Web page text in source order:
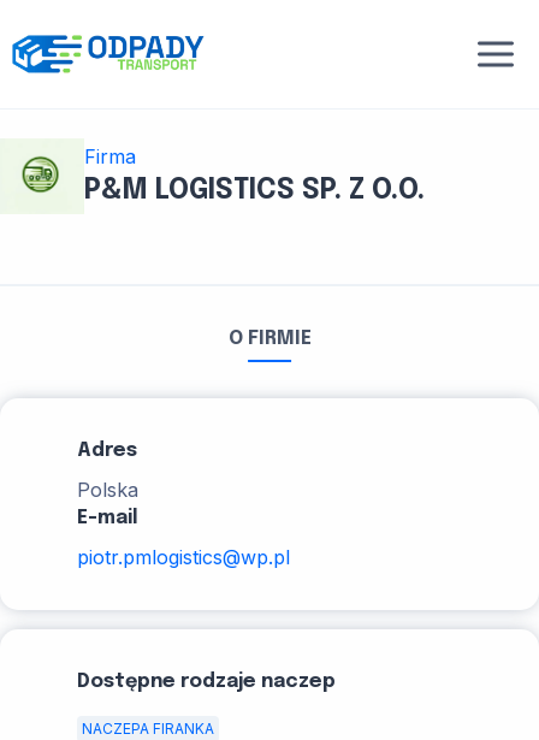
do
treści
Firma
P&M LOGISTICS SP. Z O.O.
O FIRMIE
Adres
Polska
E-mail
piotr.pmlogistics@wp.pl
Dostępne rodzaje naczep
NACZEPA FIRANKA